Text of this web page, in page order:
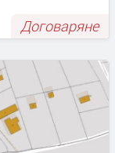
Договаряне